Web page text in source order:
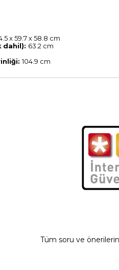
x 59.7 x 58.8 cm
dahil): 63.2 cm
104.9 cm
Tüm soru ve